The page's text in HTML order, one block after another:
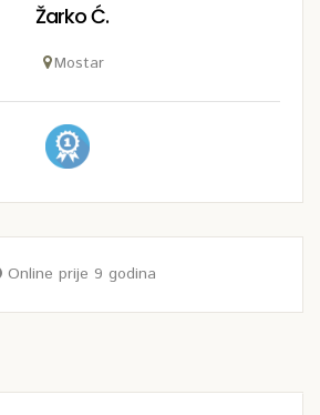
Žarko Ć.
Mostar
Online prije 9 godina